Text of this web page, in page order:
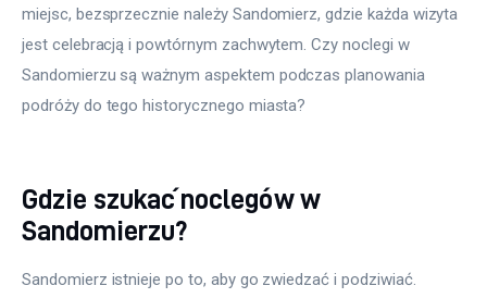
miejsc, bezsprzecznie należy Sandomierz, gdzie każda wizyta
jest celebracją i powtórnym zachwytem. Czy noclegi w
Sandomierzu są ważnym aspektem podczas planowania
podróży do tego historycznego miasta?
Gdzie szukać noclegów w
Sandomierzu?
Sandomierz istnieje po to, aby go zwiedzać i podziwiać.